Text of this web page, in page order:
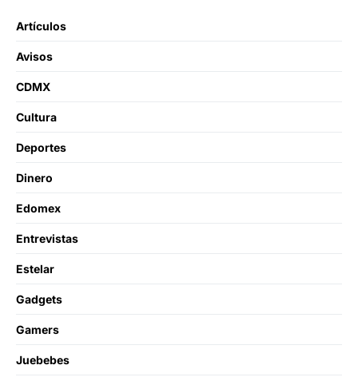
Artículos
Avisos
CDMX
Cultura
Deportes
Dinero
Edomex
Entrevistas
Estelar
Gadgets
Gamers
Juebebes